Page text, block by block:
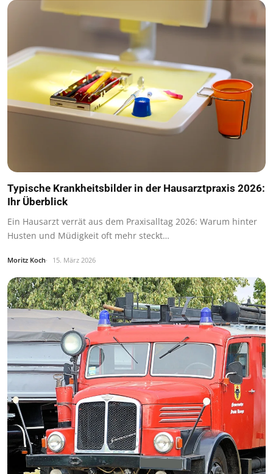
Typische Krankheitsbilder in der Hausarztpraxis 2026:
Ihr Überblick
Ein Hausarzt verrät aus dem Praxisalltag 2026: Warum hinter
Husten und Müdigkeit oft mehr steckt…
Moritz Koch 15. März 2026